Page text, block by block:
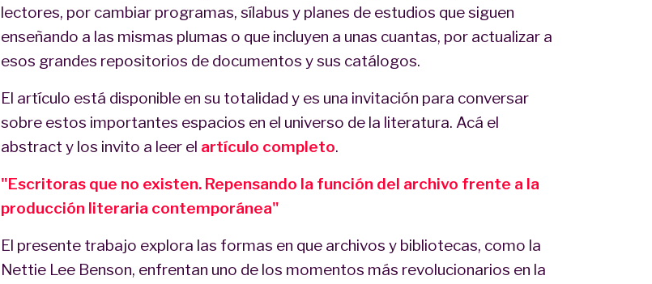
lectores, por cambiar programas, sílabus y planes de estudios que siguen
enseñando a las mismas plumas o que incluyen a unas cuantas, por actualizar a
esos grandes repositorios de documentos y sus catálogos.
El artículo está disponible en su totalidad y es una invitación para conversar
sobre estos importantes espacios en el universo de la literatura. Acá el
abstract y los invito a leer el artículo completo.
"Escritoras que no existen. Repensando la función del archivo frente a la
producción literaria contemporánea"
El presente trabajo explora las formas en que archivos y bibliotecas, como la
Nettie Lee Benson, enfrentan uno de los momentos más revolucionarios en la